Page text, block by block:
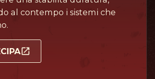
al contempo i sistemi che